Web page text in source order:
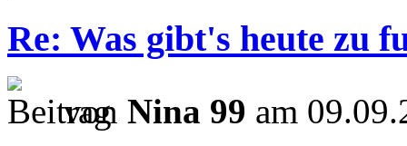
Re: Was gibt's heute zu
von Nina 99 am